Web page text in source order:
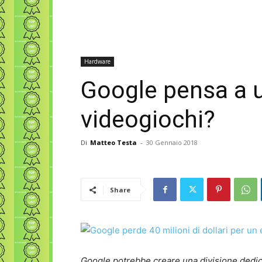
Hardware
Google pensa a
videogiochi?
Di Matteo Testa - 30 Gennaio 2018
Share